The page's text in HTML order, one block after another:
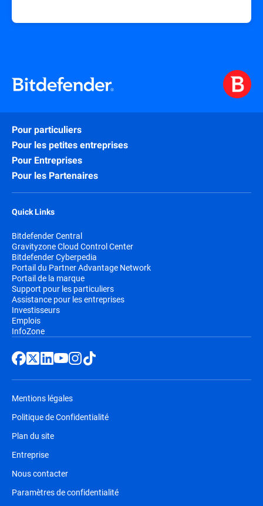
Pour particuliers
Pour les petites entreprises
Pour Entreprises
Pour les Partenaires
Quick Links
Bitdefender Central
Gravityzone Cloud Control Center
Bitdefender Cyberpedia
Portail du Partner Advantage Network
Portail de la marque
Support pour les particuliers
Assistance pour les entreprises
Investisseurs
Emplois
InfoZone
Mentions légales
Politique de Confidentialité
Plan du site
Entreprise
Nous contacter
Paramètres de confidentialité